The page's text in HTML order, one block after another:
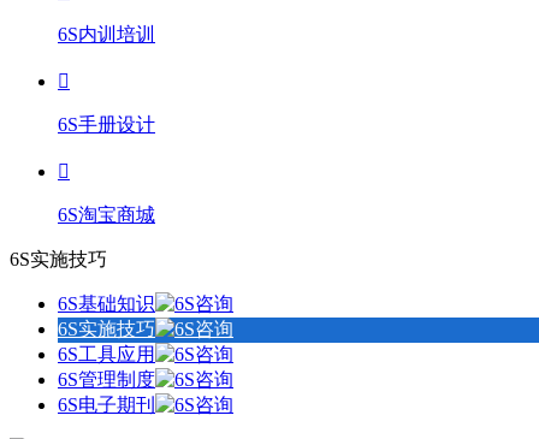
6S内训培训
6S手册设计
6S淘宝商城
6S实施技巧
6S基础知识
6S实施技巧
6S工具应用
6S管理制度
6S电子期刊